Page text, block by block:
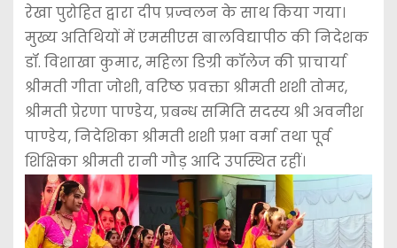
रेखा पुरोहित द्वारा दीप प्रज्वलन के साथ किया गया।
मुख्य अतिथियों में एमसीएस बालविद्यापीठ की निदेशक
डॉ. विशाखा कुमार, महिला डिग्री कॉलेज की प्राचार्या
श्रीमती गीता जोशी, वरिष्ठ प्रवक्ता श्रीमती शशी तोमर,
श्रीमती प्रेरणा पाण्डेय, प्रबन्ध समिति सदस्य श्री अवनीश
पाण्डेय, निदेशिका श्रीमती शशी प्रभा वर्मा तथा पूर्व
शिक्षिका श्रीमती रानी गौड़ आदि उपस्थित रहीं।